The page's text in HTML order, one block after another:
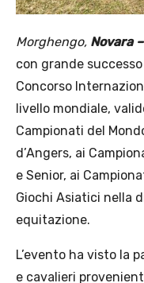
Morghengo, Novara
con grande successo
Concorso
livello mondiale,
Campionati del
d’Angers, ai
e Senior, ai
Giochi Asiatici nella
equitazione.
L’evento ha visto la
e cavalieri